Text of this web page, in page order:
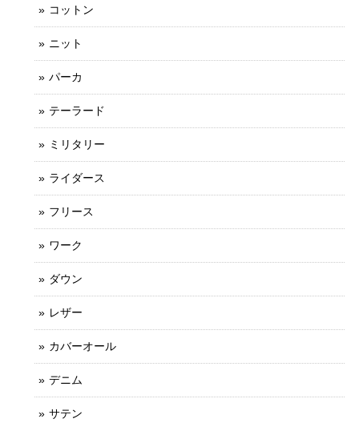
コットン
ニット
パーカ
テーラード
ミリタリー
ライダース
フリース
ワーク
ダウン
レザー
カバーオール
デニム
サテン